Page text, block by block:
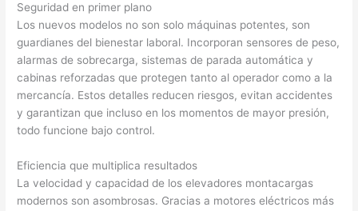
Seguridad en primer plano
Los nuevos modelos no son solo máquinas potentes, son
guardianes del bienestar laboral. Incorporan sensores de peso,
alarmas de sobrecarga, sistemas de parada automática y
cabinas reforzadas que protegen tanto al operador como a la
mercancía. Estos detalles reducen riesgos, evitan accidentes
y garantizan que incluso en los momentos de mayor presión,
todo funcione bajo control.
Eficiencia que multiplica resultados
La velocidad y capacidad de los elevadores montacargas
modernos son asombrosas. Gracias a motores eléctricos más